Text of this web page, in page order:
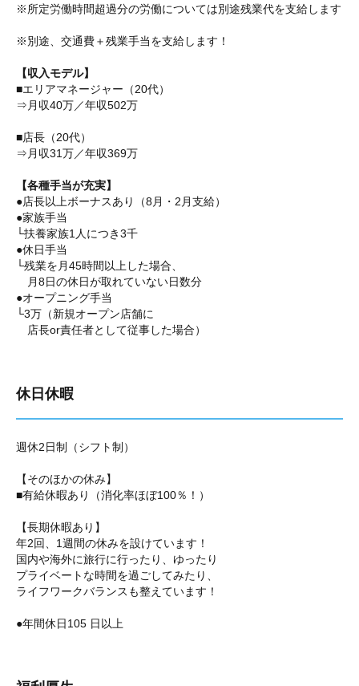
※所定労働時間超過分の労働については別途残業代を支給します
※別途、交通費＋残業手当を支給します！
【収入モデル】
■エリアマネージャー（20代）
⇒月収40万／年収502万
■店長（20代）
⇒月収31万／年収369万
【各種手当が充実】
●店長以上ボーナスあり（8月・2月支給）
●家族手当
└扶養家族1人につき3千
●休日手当
└残業を月45時間以上した場合、
月8日の休日が取れていない日数分
●オープニング手当
└3万（新規オープン店舗に
店長or責任者として従事した場合）
休日休暇
週休2日制（シフト制）
【そのほかの休み】
■有給休暇あり（消化率ほぼ100％！）
【長期休暇あり】
年2回、1週間の休みを設けています！
国内や海外に旅行に行ったり、ゆったり
プライベートな時間を過ごしてみたり、
ライフワークバランスも整えています！
●年間休日105 日以上